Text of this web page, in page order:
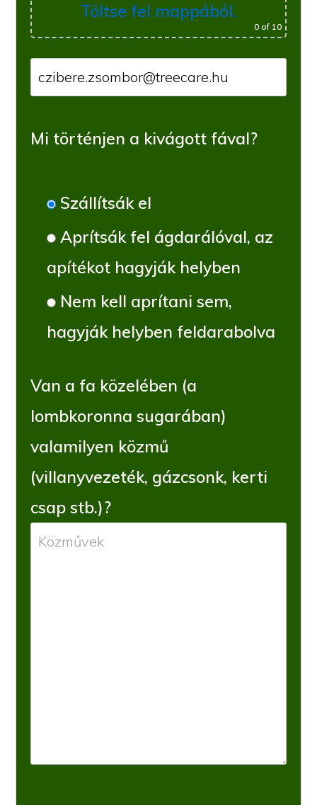
Töltse fel mappából.
0of 10
Mi történjen a kivágott fával?
Szállítsák el
Aprítsák fel ágdarálóval, az
apítékot hagyják helyben
Nem kell aprítani sem,
hagyják helyben feldarabolva
Van a fa közelében (a
lombkoronna sugarában)
valamilyen közmű
(villanyvezeték, gázcsonk, kerti
csap stb.)?